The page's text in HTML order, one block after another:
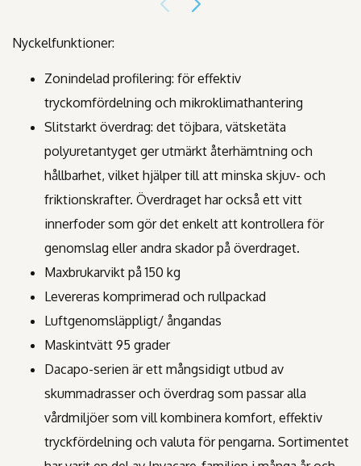
Nyckelfunktioner:
Zonindelad profilering: för effektiv
tryckomfördelning och mikroklimathantering
Slitstarkt överdrag: det töjbara, vätsketäta
polyuretantyget ger utmärkt återhämtning och
hållbarhet, vilket hjälper till att minska skjuv- och
friktionskrafter. Överdraget har också ett vitt
innerfoder som gör det enkelt att kontrollera för
genomslag eller andra skador på överdraget.
Maxbrukarvikt på 150 kg
Levereras komprimerad och rullpackad
Luftgenomsläppligt/ ångandas
Maskintvätt 95 grader
Dacapo-serien är ett mångsidigt utbud av
skummadrasser och överdrag som passar alla
vårdmiljöer som vill kombinera komfort, effektiv
tryckfördelning och valuta för pengarna. Sortimentet